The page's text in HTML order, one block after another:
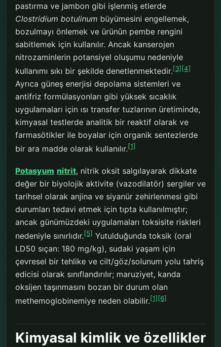
pastırma ve jambon gibi işlenmiş etlerde
Clostridium botulinum büyümesini engellemek,
bozulmayı önlemek ve ürünün pembe rengini
sabitlemek için kullanılır. Ancak kanserojen
nitrozaminlerin potansiyel oluşumu nedeniyle
kullanımı sıkı bir şekilde denetlenmektedir.[3] [4]
Ayrıca güneş enerjisi depolama sistemleri ve
antifriz formülasyonları gibi yüksek sıcaklık
uygulamaları için ısı transfer tuzlarının üretiminde,
kimyasal testlerde analitik bir reaktif olarak ve
farmasötikler ile boyalar için organik sentezlerde
bir ara madde olarak kullanılır.[1]
Potasyum nitrit, nitrik oksit salgılayarak dikkate
değer bir biyolojik aktivite (vazodilatör) sergiler ve
tarihsel olarak anjina ve siyanür zehirlenmesi gibi
durumları tedavi etmek için tıpta kullanılmıştır;
ancak günümüzdeki uygulamaları toksisite riskleri
nedeniyle sınırlıdır.[5] Yutulduğunda toksik (oral
LD50 sıçan: 180 mg/kg), sudaki yaşam için
çevresel bir tehlike ve cilt/göz/solunum yolu tahriş
edicisi olarak sınıflandırılır; maruziyet, kanda
oksijen taşınmasını bozan bir durum olan
methemoglobinemiye neden olabilir.[1] [6]
Kimyasal kimlik ve özellikler